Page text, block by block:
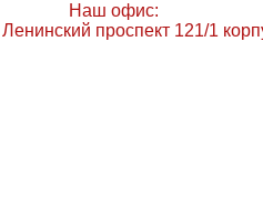
Наш офис:
проспект 121/1